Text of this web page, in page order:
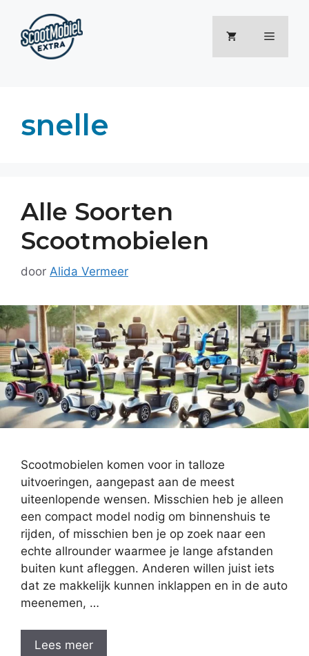
inhoud
Menu
snelle
Alle Soorten
Scootmobielen
door Alida Vermeer
Scootmobielen komen voor in talloze
uitvoeringen, aangepast aan de meest
uiteenlopende wensen. Misschien heb je alleen
een compact model nodig om binnenshuis te
rijden, of misschien ben je op zoek naar een
echte allrounder waarmee je lange afstanden
buiten kunt afleggen. Anderen willen juist iets
dat ze makkelijk kunnen inklappen en in de auto
meenemen, …
Lees meer